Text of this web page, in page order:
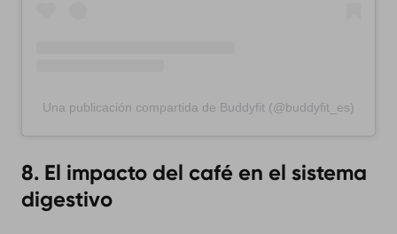
Una publicación compartida de Buddyfit (@buddyfit_es)
8. El impacto del café en el sistema
digestivo